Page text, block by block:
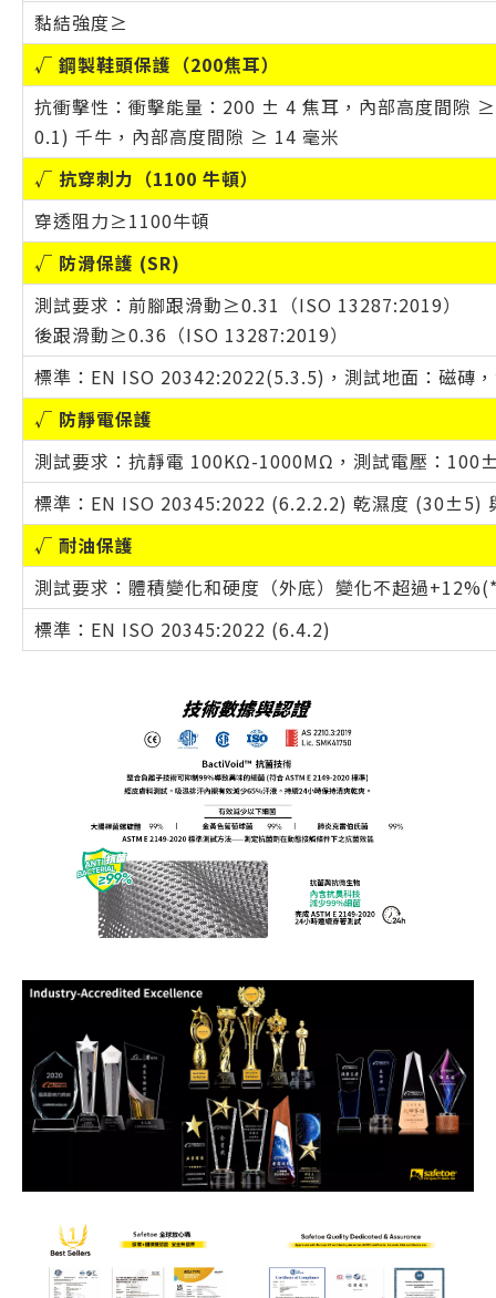
黏結強度≥
√ 鋼製鞋頭保護（200焦耳）
抗衝擊性：衝擊能量：200 ± 4 焦耳，內部高度間隙
0.1) 千牛，內部高度間隙 ≥ 14 毫米
√ 抗穿刺力（1100 牛頓）
穿透阻力≥1100牛頓
√ 防滑保護 (SR)
測試要求：前腳跟滑動≥0.31（ISO 13287:2019）
後跟滑動≥0.36（ISO 13287:2019）
標準：EN ISO 20342:2022(5.3.5)，測試地面：磁磚
√ 防靜電保護
測試要求：抗靜電 100KΩ-1000MΩ，測試電壓：
標準：EN ISO 20345:2022 (6.2.2.2) 乾濕度 (30±5)
√ 耐油保護
測試要求：體積變化和硬度（外底）變化不超過
標準：EN ISO 20345:2022 (6.4.2)